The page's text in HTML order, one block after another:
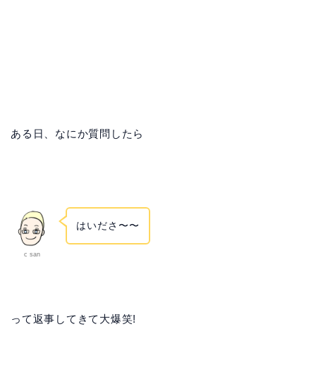
ある日、なにか質問したら
c san
はいださ〜〜
って返事してきて大爆笑!